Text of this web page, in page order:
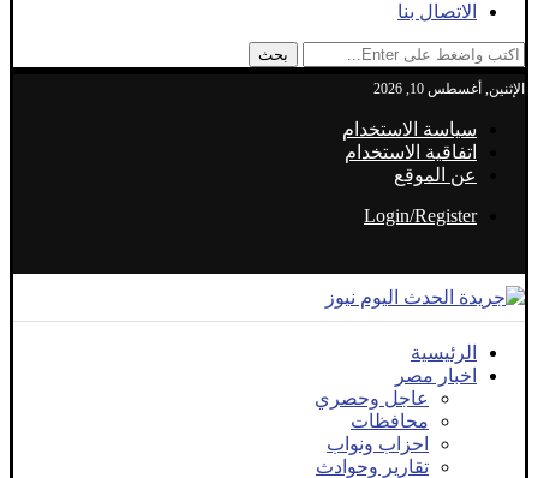
الاتصال بنا
بحث
الإثنين, أغسطس 10, 2026
سياسة الاستخدام
اتفاقية الاستخدام
عن الموقع
Login/Register
الرئيسية
اخبار مصر
عاجل وحصري
محافظات
احزاب ونواب
تقارير وحوادث